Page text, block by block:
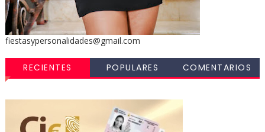
fiestasypersonalidades@gmail.com
RECIENTES POPULARES COMENTARIOS